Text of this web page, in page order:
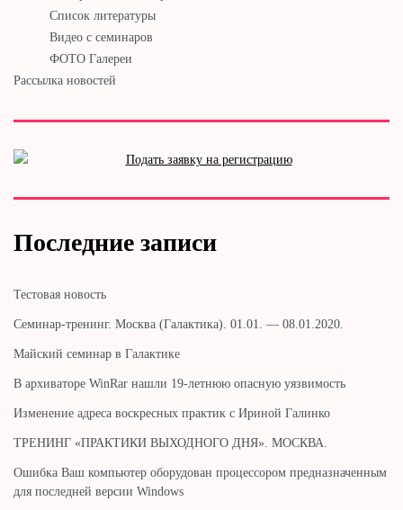
Список литературы
Видео с семинаров
ФОТО Галереи
Рассылка новостей
Последние записи
Тестовая новость
Cеминар-тренинг. Москва (Галактика). 01.01. — 08.01.2020.
Майский семинар в Галактике
В архиваторе WinRar нашли 19-летнюю опасную уязвимость
Изменение адреса воскресных практик с Ириной Галинко
ТРЕНИНГ «ПРАКТИКИ ВЫХОДНОГО ДНЯ». МОСКВА.
Ошибка Ваш компьютер оборудован процессором предназначенным
для последней версии Windows